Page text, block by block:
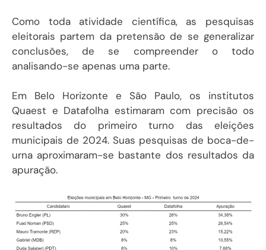
Como toda atividade científica, as pesquisas
eleitorais partem da pretensão de se generalizar
conclusões, de se compreender o todo
analisando-se apenas uma parte.
Em Belo Horizonte e São Paulo, os institutos
Quaest e Datafolha estimaram com precisão os
resultados do primeiro turno das eleições
municipais de 2024. Suas pesquisas de boca-de-
urna aproximaram-se bastante dos resultados da
apuração.